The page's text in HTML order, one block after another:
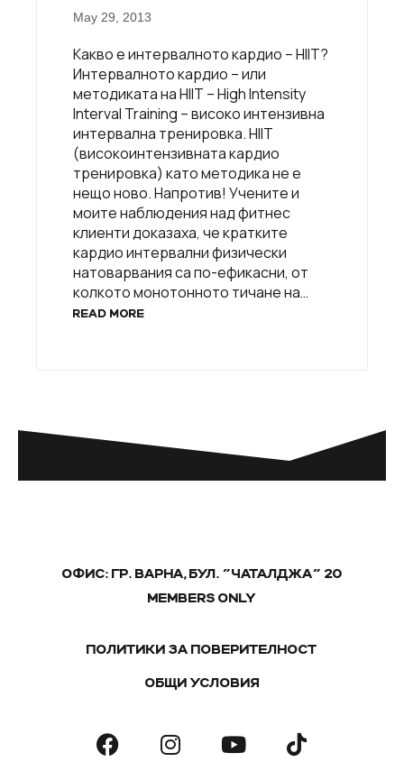
May 29, 2013
Какво е интервалното кардио – HIIT?
Интервалното кардио – или
методиката на HIIT – High Intensity
Interval Training – високо интензивна
интервална тренировка. HIIT
(високоинтензивната кардио
тренировка) като методика не е
нещо ново. Напротив! Учените и
моите наблюдения над фитнес
клиенти доказаха, че кратките
кардио интервални физически
натоварвания са по-ефикасни, от
колкото монотонното тичане на…
READ MORE
ОФИС: ГР. ВАРНА, БУЛ. "ЧАТАЛДЖА" 20
MEMBERS ONLY
ПОЛИТИКИ ЗА ПОВЕРИТЕЛНОСТ
ОБЩИ УСЛОВИЯ